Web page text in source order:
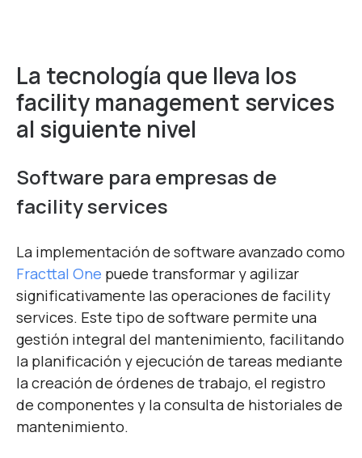
La tecnología que lleva los
facility management services
al siguiente nivel
Software para empresas de
facility services
La implementación de software avanzado como
Fracttal One puede transformar y agilizar
significativamente las operaciones de facility
services. Este tipo de software permite una
gestión integral del mantenimiento, facilitando
la planificación y ejecución de tareas mediante
la creación de órdenes de trabajo, el registro
de componentes y la consulta de historiales de
mantenimiento.